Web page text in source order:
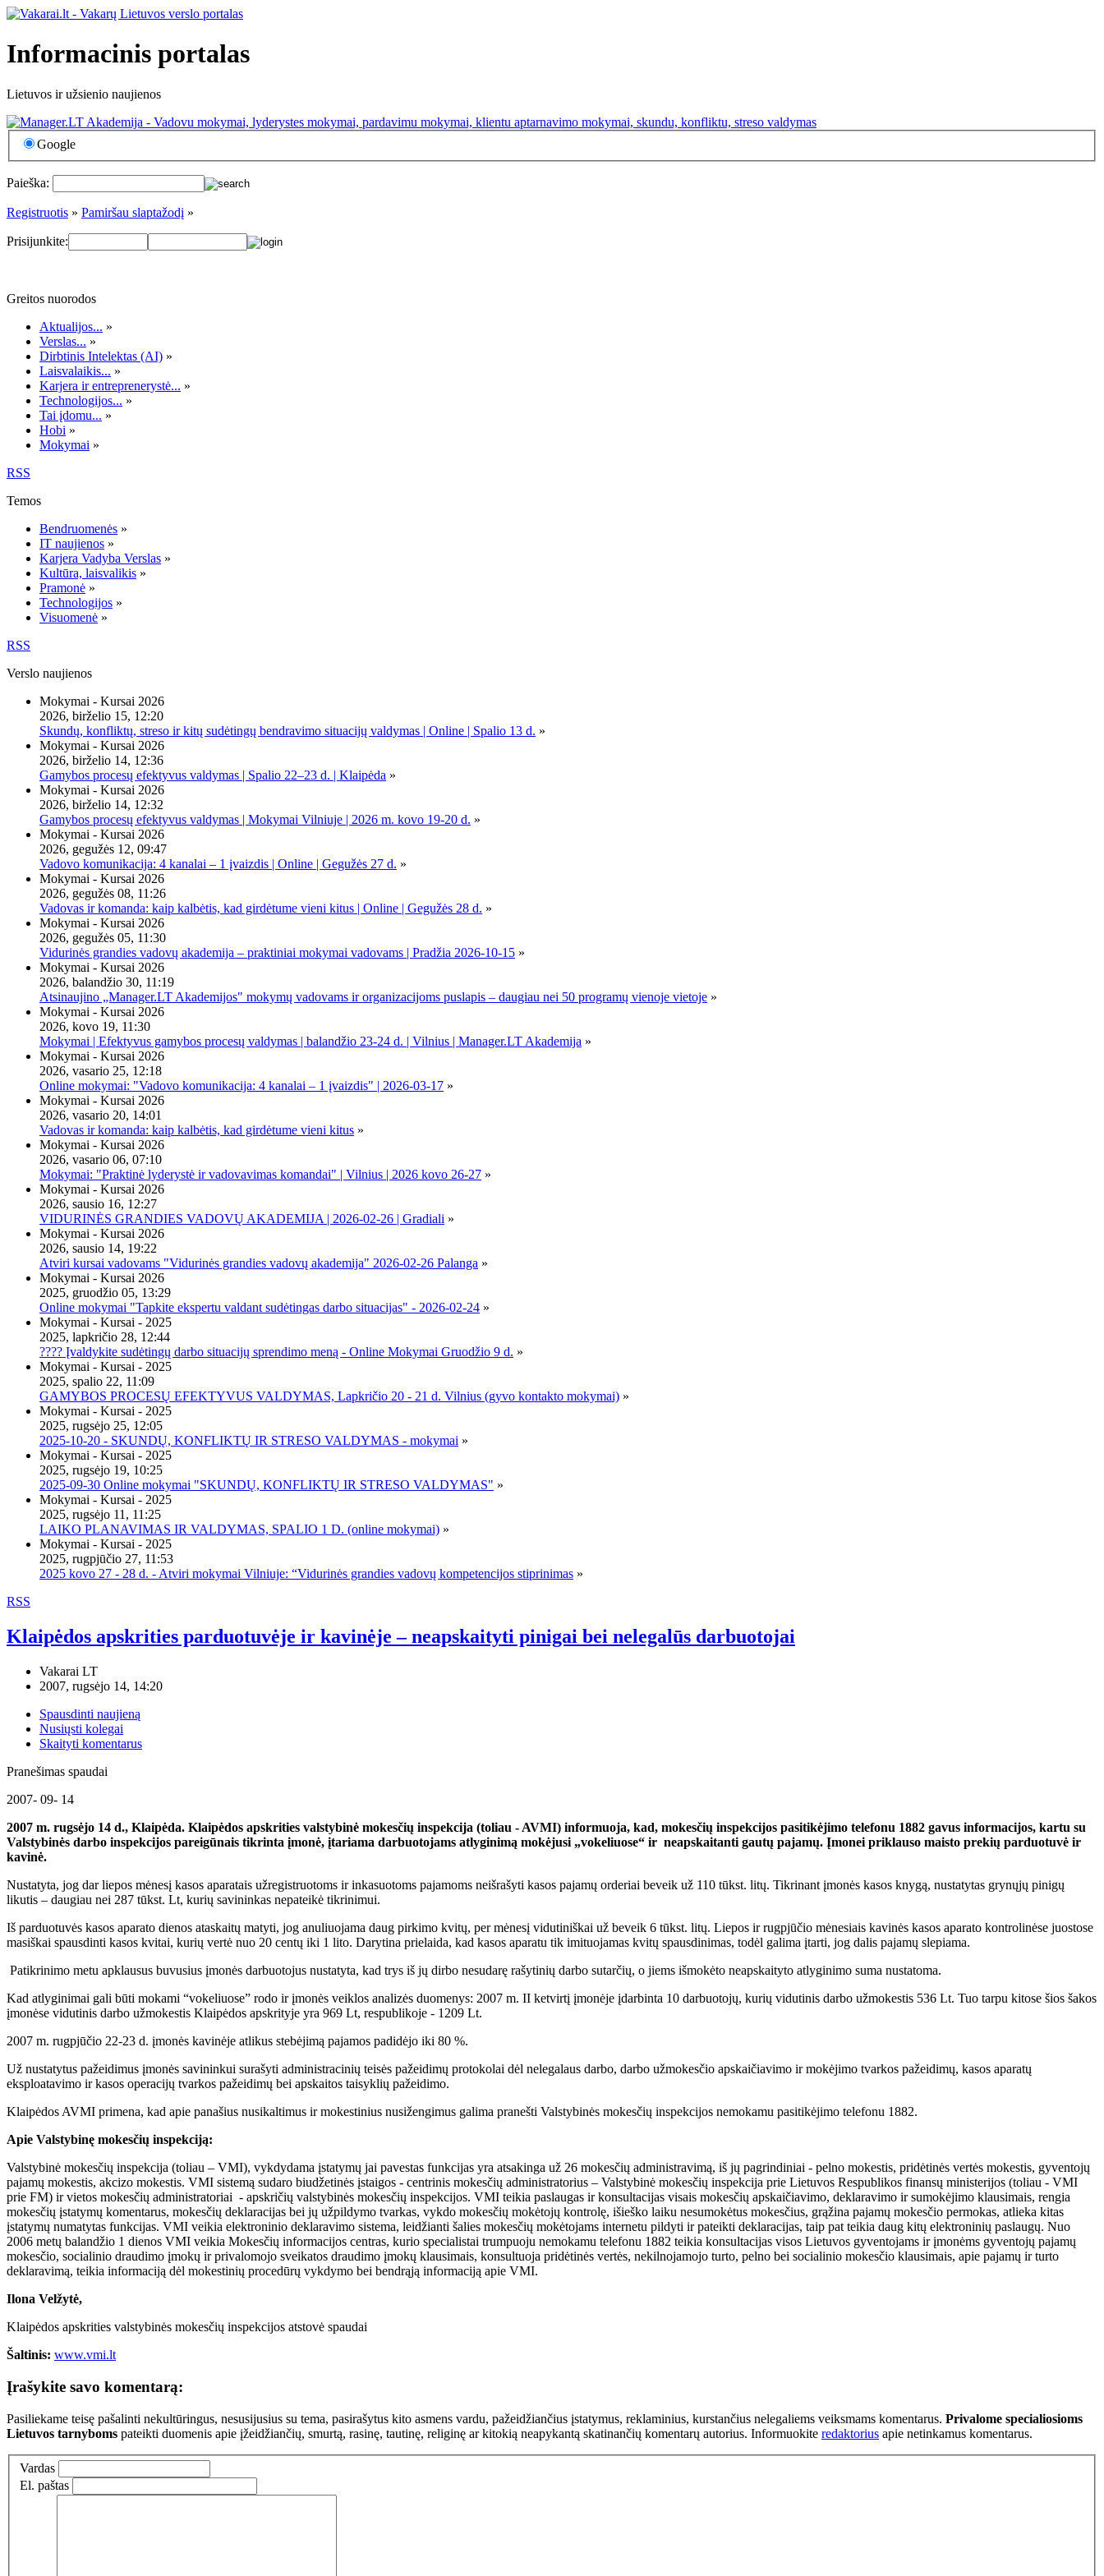
Informacinis portalas
Lietuvos ir užsienio naujienos
Google
Paieška:
Registruotis » Pamiršau slaptažodį »
Prisijunkite:
Greitos nuorodos
Aktualijos... »
Verslas... »
Dirbtinis Intelektas (AI) »
Laisvalaikis... »
Karjera ir entreprenerystė... »
Technologijos... »
Tai įdomu... »
Hobi »
Mokymai »
RSS
Temos
Bendruomenės »
IT naujienos »
Karjera Vadyba Verslas »
Kultūra, laisvalikis »
Pramonė »
Technologijos »
Visuomenė »
RSS
Verslo naujienos
Mokymai - Kursai 2026
2026, birželio 15, 12:20
Skundų, konfliktų, streso ir kitų sudėtingų bendravimo situacijų valdymas | Online | Spalio 13 d. »
Mokymai - Kursai 2026
2026, birželio 14, 12:36
Gamybos procesų efektyvus valdymas | Spalio 22–23 d. | Klaipėda »
Mokymai - Kursai 2026
2026, birželio 14, 12:32
Gamybos procesų efektyvus valdymas | Mokymai Vilniuje | 2026 m. kovo 19-20 d. »
Mokymai - Kursai 2026
2026, gegužės 12, 09:47
Vadovo komunikacija: 4 kanalai – 1 įvaizdis | Online | Gegužės 27 d. »
Mokymai - Kursai 2026
2026, gegužės 08, 11:26
Vadovas ir komanda: kaip kalbėtis, kad girdėtume vieni kitus | Online | Gegužės 28 d. »
Mokymai - Kursai 2026
2026, gegužės 05, 11:30
Vidurinės grandies vadovų akademija – praktiniai mokymai vadovams | Pradžia 2026-10-15 »
Mokymai - Kursai 2026
2026, balandžio 30, 11:19
Atsinaujino „Manager.LT Akademijos" mokymų vadovams ir organizacijoms puslapis – daugiau nei 50 programų vienoje vietoje »
Mokymai - Kursai 2026
2026, kovo 19, 11:30
Mokymai | Efektyvus gamybos procesų valdymas | balandžio 23-24 d. | Vilnius | Manager.LT Akademija »
Mokymai - Kursai 2026
2026, vasario 25, 12:18
Online mokymai: "Vadovo komunikacija: 4 kanalai – 1 įvaizdis" | 2026-03-17 »
Mokymai - Kursai 2026
2026, vasario 20, 14:01
Vadovas ir komanda: kaip kalbėtis, kad girdėtume vieni kitus »
Mokymai - Kursai 2026
2026, vasario 06, 07:10
Mokymai: "Praktinė lyderystė ir vadovavimas komandai" | Vilnius | 2026 kovo 26-27 »
Mokymai - Kursai 2026
2026, sausio 16, 12:27
VIDURINĖS GRANDIES VADOVŲ AKADEMIJA | 2026-02-26 | Gradiali »
Mokymai - Kursai 2026
2026, sausio 14, 19:22
Atviri kursai vadovams "Vidurinės grandies vadovų akademija" 2026-02-26 Palanga »
Mokymai - Kursai 2026
2025, gruodžio 05, 13:29
Online mokymai "Tapkite ekspertu valdant sudėtingas darbo situacijas" - 2026-02-24 »
Mokymai - Kursai - 2025
2025, lapkričio 28, 12:44
???? Įvaldykite sudėtingų darbo situacijų sprendimo meną - Online Mokymai Gruodžio 9 d. »
Mokymai - Kursai - 2025
2025, spalio 22, 11:09
GAMYBOS PROCESŲ EFEKTYVUS VALDYMAS, Lapkričio 20 - 21 d. Vilnius (gyvo kontakto mokymai) »
Mokymai - Kursai - 2025
2025, rugsėjo 25, 12:05
2025-10-20 - SKUNDŲ, KONFLIKTŲ IR STRESO VALDYMAS - mokymai »
Mokymai - Kursai - 2025
2025, rugsėjo 19, 10:25
2025-09-30 Online mokymai "SKUNDŲ, KONFLIKTŲ IR STRESO VALDYMAS" »
Mokymai - Kursai - 2025
2025, rugsėjo 11, 11:25
LAIKO PLANAVIMAS IR VALDYMAS, SPALIO 1 D. (online mokymai) »
Mokymai - Kursai - 2025
2025, rugpjūčio 27, 11:53
2025 kovo 27 - 28 d. - Atviri mokymai Vilniuje: “Vidurinės grandies vadovų kompetencijos stiprinimas »
RSS
Klaipėdos apskrities parduotuvėje ir kavinėje – neapskaityti pinigai bei nelegalūs darbuotojai
Vakarai LT
2007, rugsėjo 14, 14:20
Spausdinti naujieną
Nusiųsti kolegai
Skaityti komentarus
Pranešimas spaudai
2007- 09- 14
2007 m. rugsėjo 14 d., Klaipėda. Klaipėdos apskrities valstybinė mokesčių inspekcija (toliau - AVMI) informuoja, kad, mokesčių inspekcijos pasitikėjimo telefonu 1882 gavus informacijos, kartu su
Valstybinės darbo inspekcijos pareigūnais tikrinta įmonė, įtariama darbuotojams atlyginimą mokėjusi „vokeliuose“ ir neapskaitanti gautų pajamų. Įmonei priklauso maisto prekių parduotuvė ir
kavinė.
Nustatyta, jog dar liepos mėnesį kasos aparatais užregistruotoms ir inkasuotoms pajamoms neišrašyti kasos pajamų orderiai beveik už 110 tūkst. litų. Tikrinant įmonės kasos knygą, nustatytas grynųjų pinigų
likutis – daugiau nei 287 tūkst. Lt, kurių savininkas nepateikė tikrinimui.
Iš parduotuvės kasos aparato dienos ataskaitų matyti, jog anuliuojama daug pirkimo kvitų, per mėnesį vidutiniškai už beveik 6 tūkst. litų. Liepos ir rugpjūčio mėnesiais kavinės kasos aparato kontrolinėse juostose
masiškai spausdinti kasos kvitai, kurių vertė nuo 20 centų iki 1 lito. Darytina prielaida, kad kasos aparatu tik imituojamas kvitų spausdinimas, todėl galima įtarti, jog dalis pajamų slepiama.
Patikrinimo metu apklausus buvusius įmonės darbuotojus nustatyta, kad trys iš jų dirbo nesudarę rašytinių darbo sutarčių, o jiems išmokėto neapskaityto atlyginimo suma nustatoma.
Kad atlyginimai gali būti mokami “vokeliuose” rodo ir įmonės veiklos analizės duomenys: 2007 m. II ketvirtį įmonėje įdarbinta 10 darbuotojų, kurių vidutinis darbo užmokestis 536 Lt. Tuo tarpu kitose šios šakos
įmonėse vidutinis darbo užmokestis Klaipėdos apskrityje yra 969 Lt, respublikoje - 1209 Lt.
2007 m. rugpjūčio 22-23 d. įmonės kavinėje atlikus stebėjimą pajamos padidėjo iki 80 %.
Už nustatytus pažeidimus įmonės savininkui surašyti administracinių teisės pažeidimų protokolai dėl nelegalaus darbo, darbo užmokesčio apskaičiavimo ir mokėjimo tvarkos pažeidimų, kasos aparatų
eksploatavimo ir kasos operacijų tvarkos pažeidimų bei apskaitos taisyklių pažeidimo.
Klaipėdos AVMI primena, kad apie panašius nusikaltimus ir mokestinius nusižengimus galima pranešti Valstybinės mokesčių inspekcijos nemokamu pasitikėjimo telefonu 1882.
Apie Valstybinę mokesčių inspekciją:
Valstybinė mokesčių inspekcija (toliau – VMI), vykdydama įstatymų jai pavestas funkcijas yra atsakinga už 26 mokesčių administravimą, iš jų pagrindiniai - pelno mokestis, pridėtinės vertės mokestis, gyventojų
pajamų mokestis, akcizo mokestis. VMI sistemą sudaro biudžetinės įstaigos - centrinis mokesčių administratorius – Valstybinė mokesčių inspekcija prie Lietuvos Respublikos finansų ministerijos (toliau - VMI
prie FM) ir vietos mokesčių administratoriai - apskričių valstybinės mokesčių inspekcijos. VMI teikia paslaugas ir konsultacijas visais mokesčių apskaičiavimo, deklaravimo ir sumokėjimo klausimais, rengia
mokesčių įstatymų komentarus, mokesčių deklaracijas bei jų užpildymo tvarkas, vykdo mokesčių mokėtojų kontrolę, išieško laiku nesumokėtus mokesčius, grąžina pajamų mokesčio permokas, atlieka kitas
įstatymų numatytas funkcijas. VMI veikia elektroninio deklaravimo sistema, leidžianti šalies mokesčių mokėtojams internetu pildyti ir pateikti deklaracijas, taip pat teikia daug kitų elektroninių paslaugų. Nuo
2006 metų balandžio 1 dienos VMI veikia Mokesčių informacijos centras, kurio specialistai trumpuoju nemokamu telefonu 1882 teikia konsultacijas visos Lietuvos gyventojams ir įmonėms gyventojų pajamų
mokesčio, socialinio draudimo įmokų ir privalomojo sveikatos draudimo įmokų klausimais, konsultuoja pridėtinės vertės, nekilnojamojo turto, pelno bei socialinio mokesčio klausimais, apie pajamų ir turto
deklaravimą, teikia informaciją dėl mokestinių procedūrų vykdymo bei bendrąją informaciją apie VMI.
Ilona Velžytė,
Klaipėdos apskrities valstybinės mokesčių inspekcijos atstovė spaudai
Šaltinis: www.vmi.lt
Įrašykite savo komentarą:
Pasiliekame teisę pašalinti nekultūringus, nesusijusius su tema, pasirašytus kito asmens vardu, pažeidžiančius įstatymus, reklaminius, kurstančius nelegaliems veiksmams komentarus. Privalome specialiosioms
Lietuvos tarnyboms pateikti duomenis apie įžeidžiančių, smurtą, rasinę, tautinę, religinę ar kitokią neapykantą skatinančių komentarų autorius. Informuokite redaktorius apie netinkamus komentarus.
Vardas
El. paštas